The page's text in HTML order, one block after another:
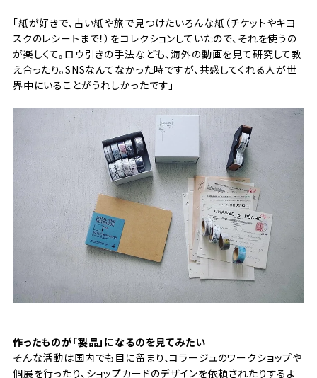
「紙が好きで、古い紙や旅で見つけたいろんな紙（チケットやキヨ
スクのレシートまで！）をコレクションしていたので、それを使うの
が楽しくて。ロウ引きの手法なども、海外の動画を見て研究して教
え合ったり。SNSなんてなかった時ですが、共感してくれる人が世
界中にいることがうれしかったです」
作ったものが「製品」になるのを見てみたい
そんな活動は国内でも目に留まり、コラージュのワークショップや
個展を行ったり、ショップカードのデザインを依頼されたりするよ